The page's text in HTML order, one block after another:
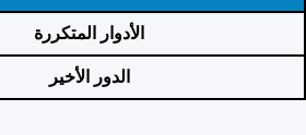
الأدوار المتكررة
الدور الأخير